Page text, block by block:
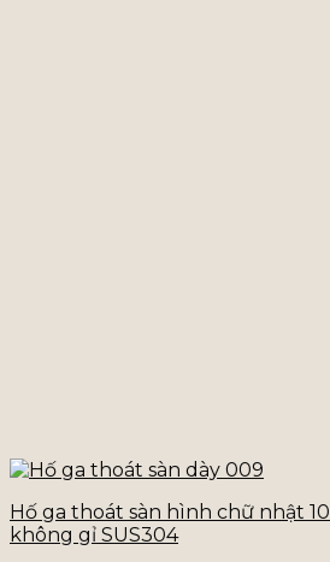
Hố ga thoát sàn hình chữ nhật
không gỉ SUS304